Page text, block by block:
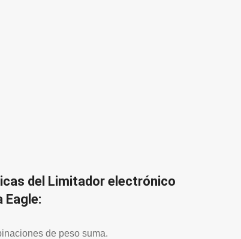
del Limitador electrónico
Eagle:
de peso suma.